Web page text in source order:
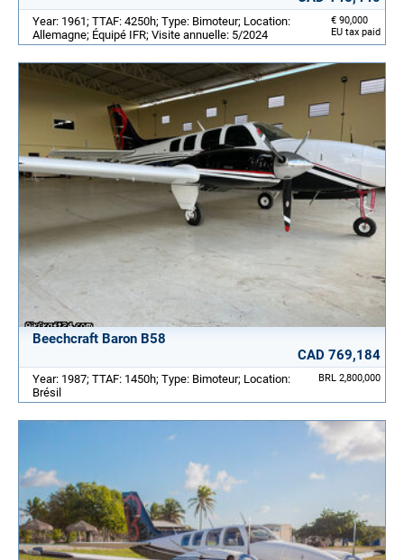
€ 90,000
EU tax paid
Year: 1961; TTAF: 4250h; Type: Bimoteur; Location:
Allemagne; Équipé IFR; Visite annuelle: 5/2024
Beechcraft Baron B58
CAD 769,184
BRL 2,800,000
Year: 1987; TTAF: 1450h; Type: Bimoteur; Location:
Brésil